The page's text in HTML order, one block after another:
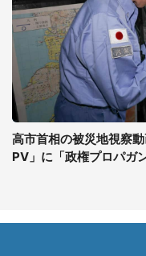
高市首相の被災地視察
PV」に「政権プロパガ